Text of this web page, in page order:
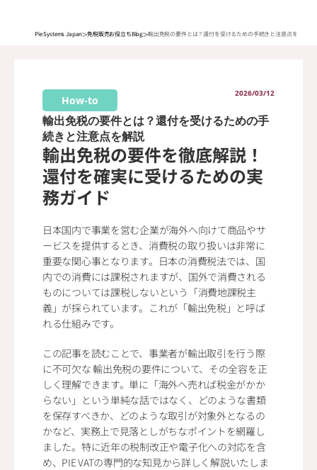
Pie Systems Japan>免税販売お役立ちBlog>輸出免税の要件とは？還付を受けるための手続きと注意点を解説
How-to
2026/03/12
輸出免税の要件とは？還付を受けるための手
続きと注意点を解説
輸出免税の要件を徹底解説！
還付を確実に受けるための実
務ガイド
日本国内で事業を営む企業が海外へ向けて商品やサ
ービスを提供するとき、消費税の取り扱いは非常に
重要な関心事となります。日本の消費税法では、国
内での消費には課税されますが、国外で消費される
ものについては課税しないという「消費地課税主
義」が採られています。これが「輸出免税」と呼ば
れる仕組みです。
この記事を読むことで、事業者が輸出取引を行う際
に不可欠な 輸出免税の要件について、その全容を正
しく理解できます。単に「海外へ売れば税金がかか
らない」という単純な話ではなく、どのような書類
を保存すべきか、どのような取引が対象外となるの
かなど、実務上で見落としがちなポイントを網羅し
ました。特に近年の税制改正や電子化への対応を含
め、PIE VATの専門的な知見から詳しく解説いたしま